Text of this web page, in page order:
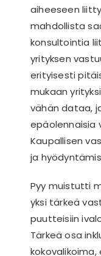
aiheeseen
mahdollista
konsultointia
yrityksen
erityisesti
mukaan
vähän dataa,
epäolennaisia
Kaupallisen
ja
Pyy muistutti
yksi tärkeä
puutteisiin
Tärkeä osa